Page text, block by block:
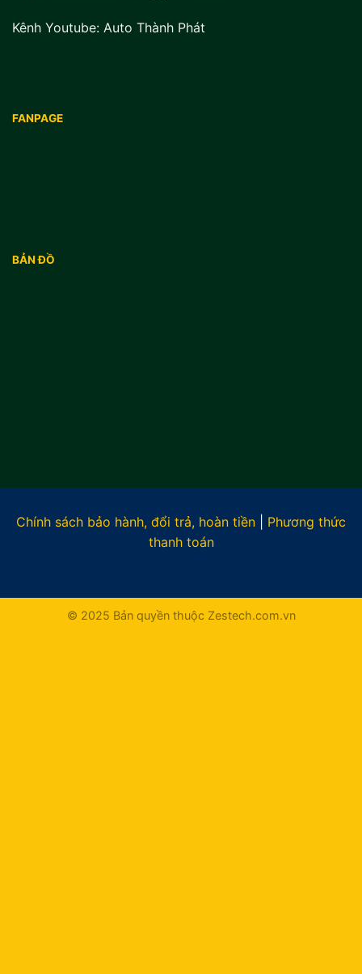
Kênh Youtube: Auto Thành Phát
FANPAGE
BẢN ĐỒ
Chính sách bảo hành, đổi trả, hoàn tiền
Phương thức
thanh toán
© 2025 Bản quyền thuộc Zestech.com.vn